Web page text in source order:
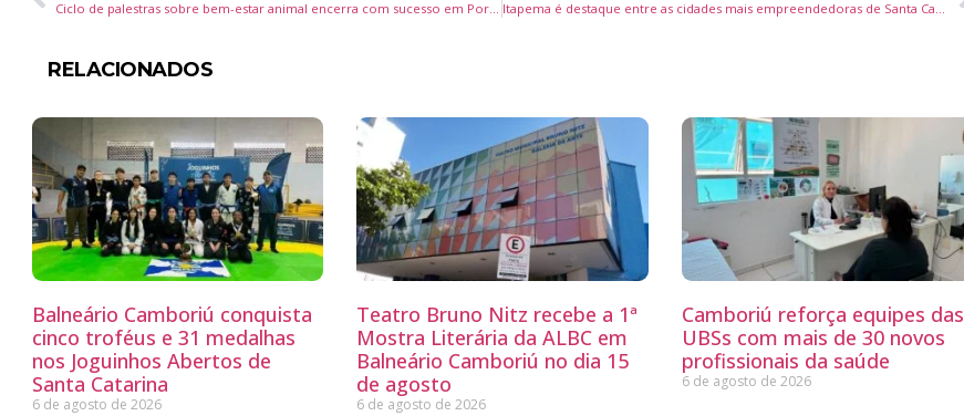
RELACIONADOS
Balneário Camboriú conquista
cinco troféus e 31 medalhas
nos Joguinhos Abertos de
Santa Catarina
6 de agosto de 2026
Teatro Bruno Nitz recebe a 1ª
Mostra Literária da ALBC em
Balneário Camboriú no dia 15
de agosto
6 de agosto de 2026
Camboriú reforça equipes das
UBSs com mais de 30 novos
profissionais da saúde
6 de agosto de 2026